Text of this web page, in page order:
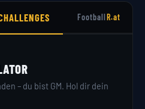
FootballR.at
– du bist GM. Hol dir dein